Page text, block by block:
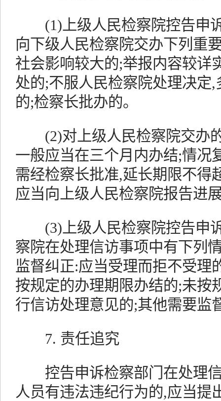
(1)上级人民检察院控告申
向下级人民检察院交办下列重
社会影响较大的;举报内容较详
处的;不服人民检察院处理决定
的;检察长批办的。
(2)对上级人民检察院交办
一般应当在三个月内办结;情况
需经检察长批准,延长期限不得
应当向上级人民检察院报告进
(3)上级人民检察院控告申
察院在处理信访事项中有下列
监督纠正:应当受理而拒不受理
按规定的办理期限办结的;未按
行信访处理意见的;其他需要监
7. 责任追究
控告申诉检察部门在处理信
人员有违法违纪行为的,应当提